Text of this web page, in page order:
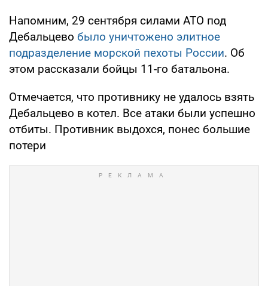
Напомним, 29 сентября силами АТО под
Дебальцево было уничтожено элитное
подразделение морской пехоты России. Об
этом рассказали бойцы 11-го батальона.
Отмечается, что противнику не удалось взять
Дебальцево в котел. Все атаки были успешно
отбиты. Противник выдохся, понес большие
потери